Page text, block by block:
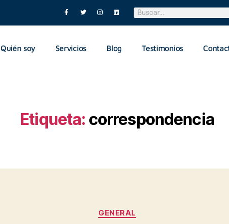
Quién soy Servicios Blog Testimonios
Etiqueta: correspondencia
GENERAL